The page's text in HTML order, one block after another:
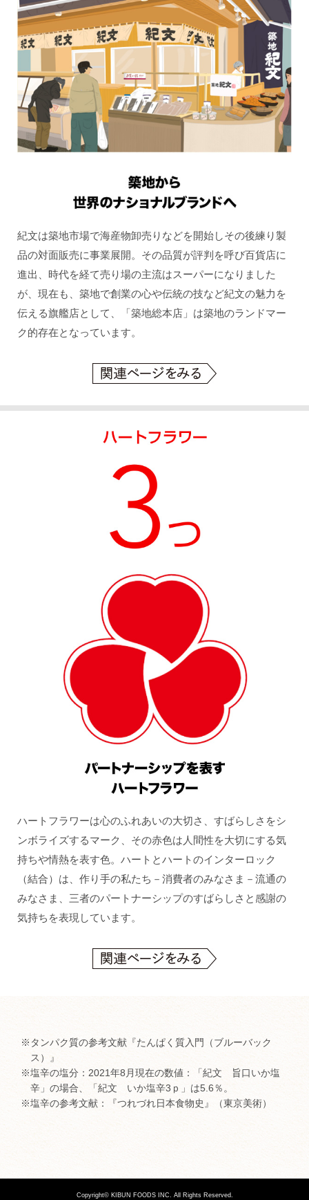
紀文は築地市場で海産物卸売りなどを開始しその後練り製
品の対面販売に事業展開。その品質が評判を呼び百貨店に
進出、時代を経て売り場の主流はスーパーになりました
が、現在も、築地で創業の心や伝統の技など紀文の魅力を
伝える旗艦店として、「築地総本店」は築地のランドマー
ク的存在となっています。
ハートフラワーは心のふれあいの大切さ、すばらしさをシ
ンボライズするマーク、その赤色は人間性を大切にする気
持ちや情熱を表す色。ハートとハートのインターロック
（結合）は、作り手の私たち－消費者のみなさま－流通の
みなさま、三者のパートナーシップのすばらしさと感謝の
気持ちを表現しています。
※タンパク質の参考文献『たんぱく質入門（ブルーバック
ス）』
※塩辛の塩分：2021年8月現在の数値：「紀文 旨口いか塩
辛」の場合、「紀文 いか塩辛3ｐ」は5.6％。
※塩辛の参考文献：『つれづれ日本食物史』（東京美術）
Copyright© KIBUN FOODS INC. All Rights Reserved.